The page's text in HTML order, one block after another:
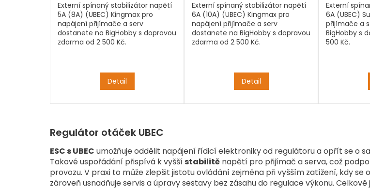
Detail
Externí spínaný stabilizátor napětí
5A (8A) (UBEC) Kingmax pro
napájení přijímače a serv
dostanete na BigHobby s dopravou
zdarma od 2 500 Kč.
Detail
Externí spínaný stabilizátor napětí
6A (10A) (UBEC) Kingmax pro
napájení přijímače a serv
dostanete na BigHobby s dopravou
zdarma od 2 500 Kč.
hvězdiček.
Externí
6A (UBEC)
přijímače a
BigHobby s
500 Kč.
d
a
c
í
Regulátor otáček UBEC
ESC s UBEC umožňuje oddělit napájení řídicí elektroniky od regulátoru a opřít se o
Takové uspořádání přispívá k vyšší stabilitě napětí pro přijímač a serva, což
provozu. V praxi to může zlepšit jistotu ovládání zejména při vyšším zatížení, kdy
zároveň usnadňuje servis a úpravy sestavy bez zásahu do regulace výkonu.